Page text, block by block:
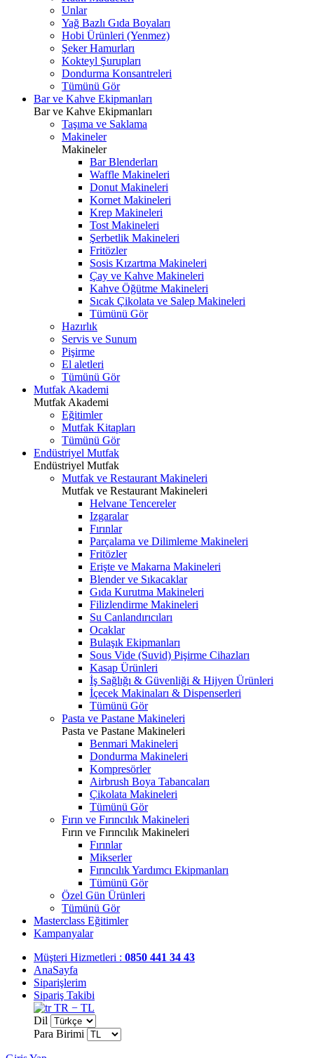
Unlar
Yağ Bazlı Gıda Boyaları
Hobi Ürünleri (Yenmez)
Şeker Hamurları
Kokteyl Şurupları
Dondurma Konsantreleri
Tümünü Gör
Bar ve Kahve Ekipmanları
Bar ve Kahve Ekipmanları
Taşıma ve Saklama
Makineler
Makineler
Bar Blenderları
Waffle Makineleri
Donut Makineleri
Kornet Makineleri
Krep Makineleri
Tost Makineleri
Şerbetlik Makineleri
Fritözler
Sosis Kızartma Makineleri
Çay ve Kahve Makineleri
Kahve Öğütme Makineleri
Sıcak Çikolata ve Salep Makineleri
Tümünü Gör
Hazırlık
Servis ve Sunum
Pişirme
El aletleri
Tümünü Gör
Mutfak Akademi
Mutfak Akademi
Eğitimler
Mutfak Kitapları
Tümünü Gör
Endüstriyel Mutfak
Endüstriyel Mutfak
Mutfak ve Restaurant Makineleri
Mutfak ve Restaurant Makineleri
Helvane Tencereler
Izgaralar
Fırınlar
Parçalama ve Dilimleme Makineleri
Fritözler
Erişte ve Makarna Makineleri
Blender ve Sıkacaklar
Gıda Kurutma Makineleri
Filizlendirme Makineleri
Su Canlandırıcıları
Ocaklar
Bulaşık Ekipmanları
Sous Vide (Suvid) Pişirme Cihazları
Kasap Ürünleri
İş Sağlığı & Güvenliği & Hijyen Ürünleri
İçecek Makinaları & Dispenserleri
Tümünü Gör
Pasta ve Pastane Makineleri
Pasta ve Pastane Makineleri
Benmari Makineleri
Dondurma Makineleri
Kompresörler
Airbrush Boya Tabancaları
Çikolata Makineleri
Tümünü Gör
Fırın ve Fırıncılık Makineleri
Fırın ve Fırıncılık Makineleri
Fırınlar
Mikserler
Fırıncılık Yardımcı Ekipmanları
Tümünü Gör
Özel Gün Ürünleri
Tümünü Gör
Masterclass Eğitimler
Kampanyalar
Müşteri Hizmetleri : 0850 441 34 43
AnaSayfa
Siparişlerim
Sipariş Takibi
TR − TL
Dil
Para Birimi